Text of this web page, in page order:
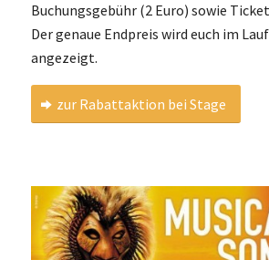
Buchungsgebühr (2 Euro) sowie
Der genaue Endpreis wird euch im
angezeigt.
zur Rabattaktion bei Stage